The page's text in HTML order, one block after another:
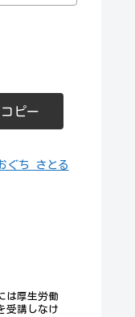
コピー
ぐち さとる
は厚生労働
受講しなけ